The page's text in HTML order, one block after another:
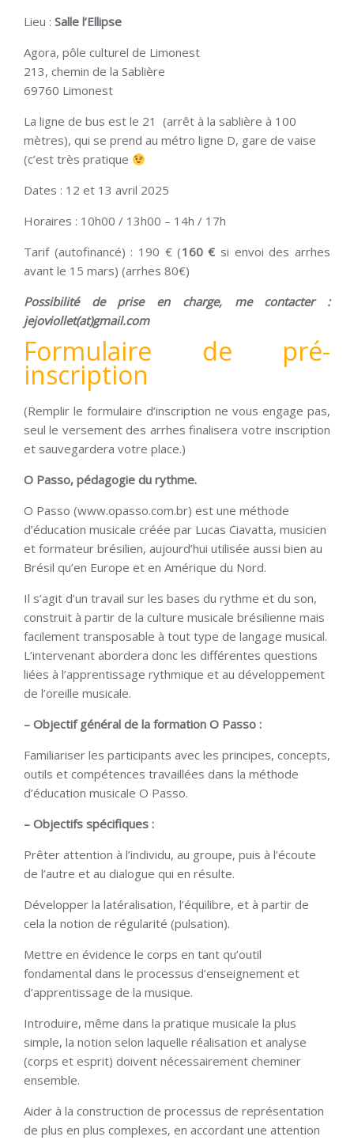
Lieu : Salle l’Ellipse
Agora, pôle culturel de Limonest
213, chemin de la Sablière
69760 Limonest
La ligne de bus est le 21 (arrêt à la sablière à 100
mètres), qui se prend au métro ligne D, gare de vaise
(c’est très pratique
Dates : 12 et 13 avril 2025
Horaires : 10h00 / 13h00 – 14h / 17h
Tarif (autofinancé) : 190 € (160 € si envoi des arrhes
avant le 15 mars) (arrhes 80€)
Possibilité de prise en charge, me contacter :
jejoviollet(at)gmail.com
Formulaire de pré-
inscription
(Remplir le formulaire d’inscription ne vous engage pas,
seul le versement des arrhes finalisera votre inscription
et sauvegardera votre place.)
O Passo, pédagogie du rythme.
O Passo (www.opasso.com.br) est une méthode
d’éducation musicale créée par Lucas Ciavatta, musicien
et formateur brésilien, aujourd’hui utilisée aussi bien au
Brésil qu’en Europe et en Amérique du Nord.
Il s’agit d’un travail sur les bases du rythme et du son,
construit à partir de la culture musicale brésilienne mais
facilement transposable à tout type de langage musical.
L’intervenant abordera donc les différentes questions
liées à l’apprentissage rythmique et au développement
de l’oreille musicale.
– Objectif général de la formation O Passo :
Familiariser les participants avec les principes, concepts,
outils et compétences travaillées dans la méthode
d’éducation musicale O Passo.
– Objectifs spécifiques :
Prêter attention à l’individu, au groupe, puis à l’écoute
de l’autre et au dialogue qui en résulte.
Développer la latéralisation, l’équilibre, et à partir de
cela la notion de régularité (pulsation).
Mettre en évidence le corps en tant qu’outil
fondamental dans le processus d’enseignement et
d’apprentissage de la musique.
Introduire, même dans la pratique musicale la plus
simple, la notion selon laquelle réalisation et analyse
(corps et esprit) doivent nécessairement cheminer
ensemble.
Aider à la construction de processus de représentation
de plus en plus complexes, en accordant une attention